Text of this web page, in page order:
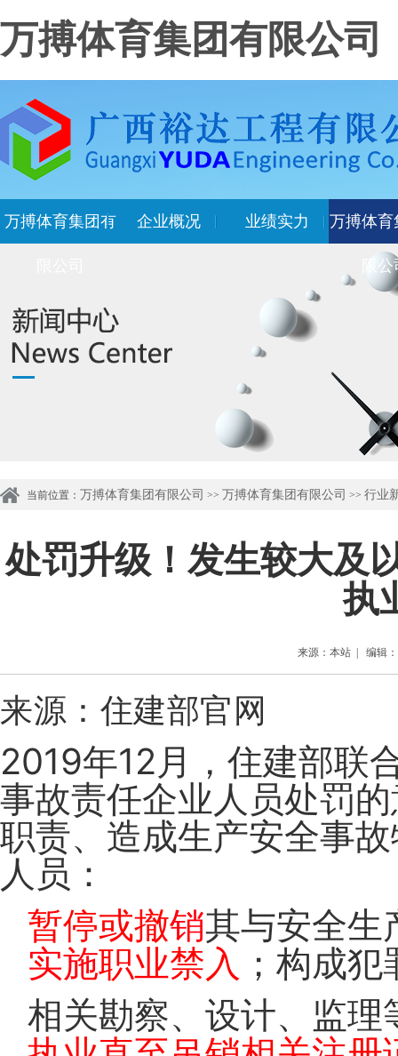
万搏体育集团有限公司
万搏体育集团有 企业概况 业绩实力 万搏体育
限
当前位置： 万搏体育集团有限公司 >> 万搏体育集团有限公司 >> 行业
处罚升级！发生较大及
执
来源：本站 | 编辑
来源：住建部官网
2019年12月，住建部联
事故责任企业人员处罚
职责、造成生产安全事
人员：
暂停或撤销其与安全生
实施职业禁入 ；构成
相关勘察、设计、监